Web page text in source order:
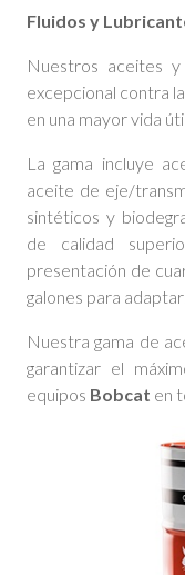
Fluidos y
Nuestros aceites
excepcional contra
en una mayor vida
La gama incluye
aceite de eje/
sintéticos y
de calidad
presentación de
galones para
Nuestra gama de
garantizar el
equipos Bobcat en